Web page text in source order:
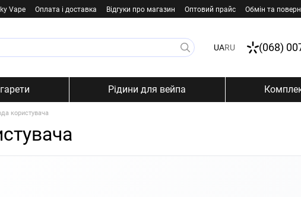
Vape Оплата і доставка Відгуки про магазин Оптовий прайс Обмін та
UARU (068)
Рідини для вейпа
користувача